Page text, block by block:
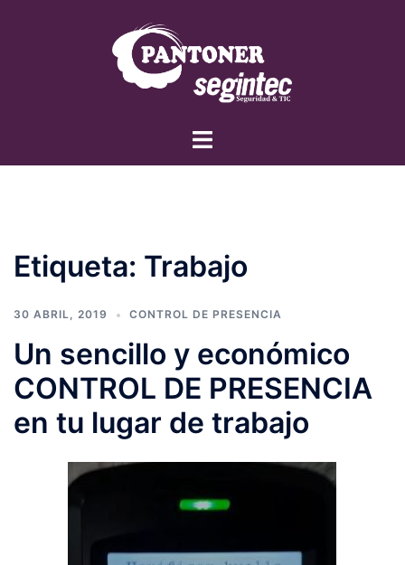
Alternar
Etiqueta: Trabajo
30 ABRIL, 2019 CONTROL DE PRESENCIA
Un sencillo y económico
CONTROL DE PRESENCIA
en tu lugar de trabajo